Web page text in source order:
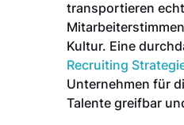
transportieren
Kultur. Eine
Recruiting
Unternehmen für
Talente greifbar